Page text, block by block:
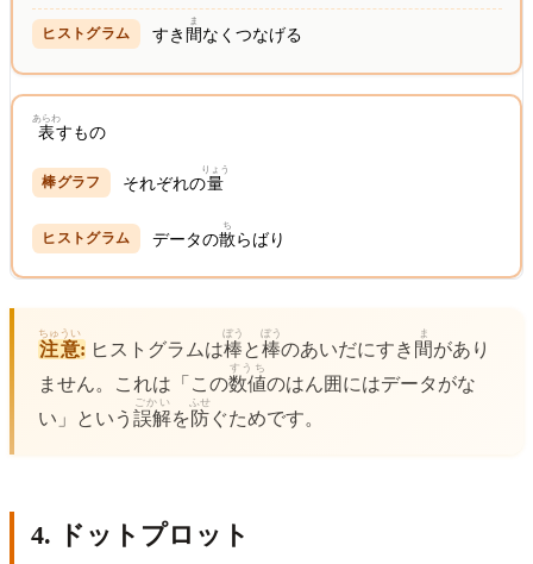
すき 間
ま
なくつなげる
表
あらわ
すもの
それぞれの量
りょう
データの散
ち
らばり
注意
ちゅうい
: ヒストグラムは棒
ぼう
と棒
ぼう
のあいだにすき 間
ま
があり
ません。これは「この数値
すうち
のはん囲にはデータがな
い」という 誤解
ごかい
を防
ふせ
ぐためです。
4. ドットプロット